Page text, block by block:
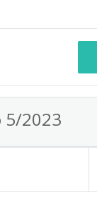
5/2023